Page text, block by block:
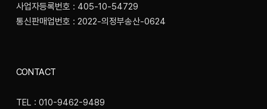
사업자등록번호 : 405-10-54729
통신판매업번호 : 2022-의정부송산-0624
CONTACT
TEL : 010-9462-9489